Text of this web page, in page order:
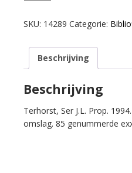
In
café.
aantal
SKU: 14289 Categorie:
Beschrijving
Beschrijving
Terhorst, Ser J.L. Prop.
omslag. 85 genummerde